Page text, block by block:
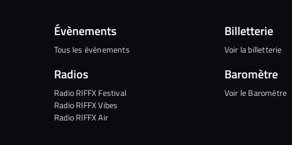
Évènements
Tous les évènements
Radios
Radio RIFFX Festival
Radio RIFFX Vibes
Radio RIFFX Air
Billetterie
Voir la billetterie
Baromètre
Voir le Baromètre